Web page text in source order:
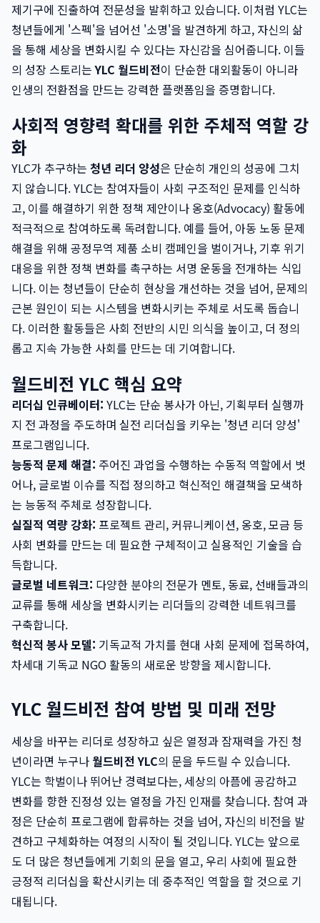
제기구에 진출하여 전문성을 발휘하고 있습니다. 이처럼 YLC는
청년들에게 '스펙'을 넘어선 '소명'을 발견하게 하고, 자신의 삶
을 통해 세상을 변화시킬 수 있다는 자신감을 심어줍니다. 이들
의 성장 스토리는YLC 월드비전이 단순한 대외활동이 아니라
인생의 전환점을 만드는 강력한 플랫폼임을 증명합니다.
사회적 영향력 확대를 위한 주체적 역할 강
화
YLC가 추구하는 청년 리더 양성은 단순히 개인의 성공에 그치
지 않습니다. YLC는 참여자들이 사회 구조적인 문제를 인식하
고, 이를 해결하기 위한 정책 제안이나 옹호(Advocacy) 활동에
적극적으로 참여하도록 독려합니다. 예를 들어, 아동 노동 문제
해결을 위해 공정무역 제품 소비 캠페인을 벌이거나, 기후 위기
대응을 위한 정책 변화를 촉구하는 서명 운동을 전개하는 식입
니다. 이는 청년들이 단순히 현상을 개선하는 것을 넘어, 문제의
근본 원인이 되는 시스템을 변화시키는 주체로 서도록 돕습니
다. 이러한 활동들은 사회 전반의 시민 의식을 높이고, 더 정의
롭고 지속 가능한 사회를 만드는 데 기여합니다.
월드비전 YLC 핵심 요약
리더십 인큐베이터: YLC는 단순 봉사가 아닌, 기획부터 실행까
지 전 과정을 주도하며 실전 리더십을 키우는 '청년 리더 양성'
프로그램입니다.
능동적 문제 해결: 주어진 과업을 수행하는 수동적 역할에서 벗
어나, 글로벌 이슈를 직접 정의하고 혁신적인 해결책을 모색하
는 능동적 주체로 성장합니다.
실질적 역량 강화: 프로젝트 관리, 커뮤니케이션, 옹호, 모금 등
사회 변화를 만드는 데 필요한 구체적이고 실용적인 기술을 습
득합니다.
글로벌 네트워크: 다양한 분야의 전문가 멘토, 동료, 선배들과의
교류를 통해 세상을 변화시키는 리더들의 강력한 네트워크를
구축합니다.
혁신적 봉사 모델: 기독교적 가치를 현대 사회 문제에 접목하여,
차세대 기독교 NGO 활동의 새로운 방향을 제시합니다.
YLC 월드비전 참여 방법 및 미래 전망
세상을 바꾸는 리더로 성장하고 싶은 열정과 잠재력을 가진 청
년이라면 누구나 월드비전 YLC의 문을 두드릴 수 있습니다.
YLC는 학벌이나 뛰어난 경력보다는, 세상의 아픔에 공감하고
변화를 향한 진정성 있는 열정을 가진 인재를 찾습니다. 참여 과
정은 단순히 프로그램에 합류하는 것을 넘어, 자신의 비전을 발
견하고 구체화하는 여정의 시작이 될 것입니다. YLC는 앞으로
도 더 많은 청년들에게 기회의 문을 열고, 우리 사회에 필요한
긍정적 리더십을 확산시키는 데 중추적인 역할을 할 것으로 기
대됩니다.